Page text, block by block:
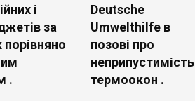
і
за
порівняно
.
Deutsche
Umwelthilfe в
позові про
неприпустимість
термоокон .